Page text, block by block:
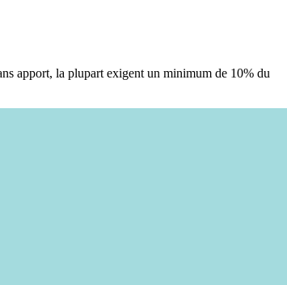
apport, la plupart exigent un minimum de 10% du